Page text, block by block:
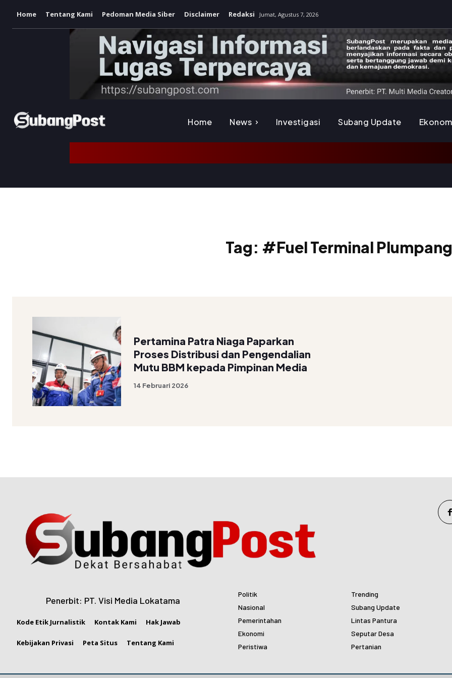
Home Tentang Kami Pedoman Media Siber Disclaimer Redaksi Jumat, Agustus 7, 2026
Home News Investigasi Subang Update
Tag: #Fuel Terminal Plumpang
Pertamina Patra Niaga Paparkan
Proses Distribusi dan Pengendalian
Mutu BBM kepada Pimpinan Media
14 Februari 2026
Penerbit: PT. Visi Media Lokatama
Kode Etik Jurnalistik Kontak Kami Hak Jawab
Kebijakan Privasi Peta Situs Tentang Kami
Politik
Nasional
Pemerintahan
Ekonomi
Peristiwa
Trending
Subang Update
Lintas Pantura
Seputar Desa
Pertanian